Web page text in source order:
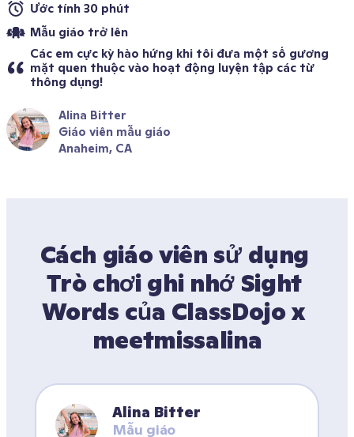
Ước tính 30 phút
Mẫu giáo trở lên
Các em cực kỳ hào hứng khi tôi đưa một số gương
mặt quen thuộc vào hoạt động luyện tập các từ
thông dụng!
Alina Bitter
Giáo viên mẫu giáo
Anaheim, CA
Cách giáo viên sử dụng
Trò chơi ghi nhớ Sight
Words của ClassDojo x
meetmissalina
Alina Bitter
Mẫu giáo